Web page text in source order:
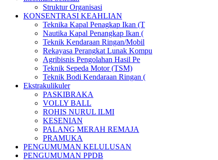
Struktur Organisasi
KONSENTRASI KEAHLIAN
Teknika Kapal Penagkap Ikan (T
Nautika Kapal Penangkap Ikan (
Teknik Kendaraan Ringan/Mobil
Rekayasa Perangkat Lunak Kompu
Agribisnis Pengolahan Hasil Pe
Teknik Sepeda Motor (TSM)
Teknik Bodi Kendaraan Ringan (
Ekstrakulikuler
PASKIBRAKA
VOLLY BALL
ROHIS NURUL ILMI
KESENIAN
PALANG MERAH REMAJA
PRAMUKA
PENGUMUMAN KELULUSAN
PENGUMUMAN PPDB